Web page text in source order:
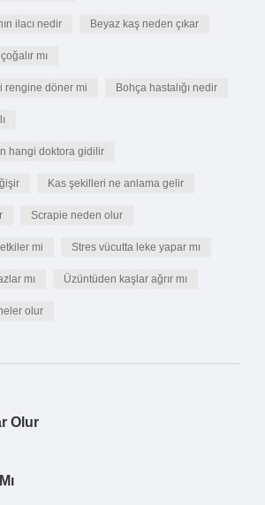
ilacı nedir Beyaz kaş neden çıkar
mı
rengine döner mi Bohça hastalığı nedir
hangi doktora gidilir
Kas şekilleri ne anlama gelir
Scrapie neden olur
mi Stres vücutta leke yapar mı
mı Üzüntüden kaşlar ağrır mı
olur
Olur